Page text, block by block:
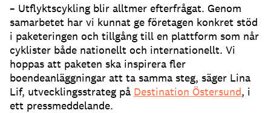
– Utflyktscykling blir alltmer efterfrågat. Genom
samarbetet har vi kunnat ge företagen konkret stöd
i paketeringen och tillgång till en plattform som når
cyklister både nationellt och internationellt. Vi
hoppas att paketen ska inspirera fler
boendeanläggningar att ta samma steg, säger Lina
Lif, utvecklingsstrateg på Destination Östersund, i
ett pressmeddelande.